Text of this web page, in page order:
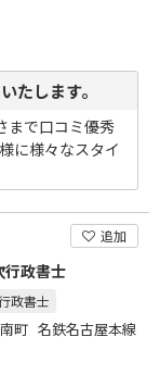
たします。
まで口コミ優秀
に様々なスタイ
追加
行政書士
政書士
町 名鉄名古屋本線